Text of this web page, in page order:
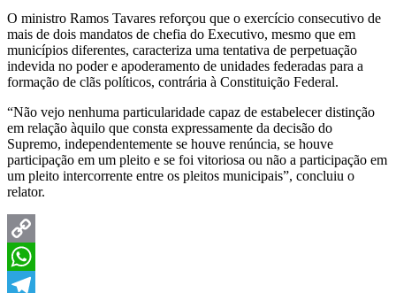
O ministro Ramos Tavares reforçou que o exercício consecutivo de
mais de dois mandatos de chefia do Executivo, mesmo que em
municípios diferentes, caracteriza uma tentativa de perpetuação
indevida no poder e apoderamento de unidades federadas para a
formação de clãs políticos, contrária à Constituição Federal.
“Não vejo nenhuma particularidade capaz de estabelecer distinção
em relação àquilo que consta expressamente da decisão do
Supremo, independentemente se houve renúncia, se houve
participação em um pleito e se foi vitoriosa ou não a participação em
um pleito intercorrente entre os pleitos municipais”, concluiu o
relator.
Copy
Link
WhatsApp